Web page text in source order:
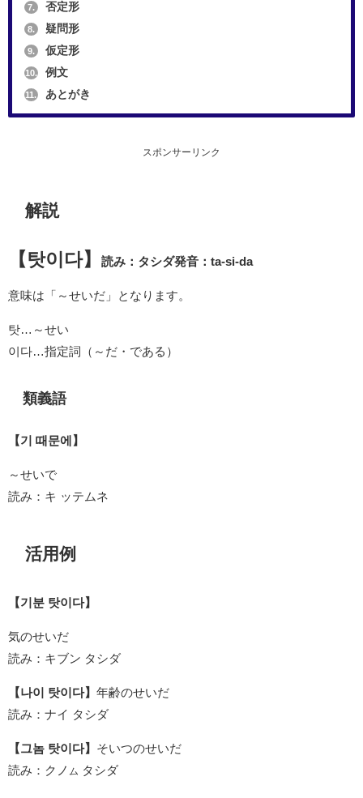
7. 否定形
8. 疑問形
9. 仮定形
10. 例文
11. あとがき
スポンサーリンク
解説
【탓이다】 読み：タシダ発音：ta-si-da
意味は「～せいだ」となります。
탓…～せい
이다…指定詞（～だ・である）
類義語
【기 때문에】
～せいで
読み：キ ッテムネ
活用例
【기분 탓이다】
気のせいだ
読み：キブン タシダ
【나이 탓이다】 年齢のせいだ
読み：ナイ タシダ
【그놈 탓이다】 そいつのせいだ
読み：クノ ム タシダ